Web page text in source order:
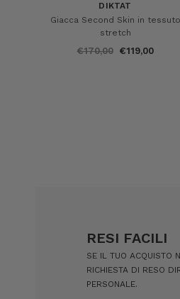
DIKTAT
Giacca Second Skin in tessuto
stretch
€170,00 €119,00
RESI FACILI
SE IL TUO ACQUISTO
RICHIESTA DI RESO
PERSONALE.